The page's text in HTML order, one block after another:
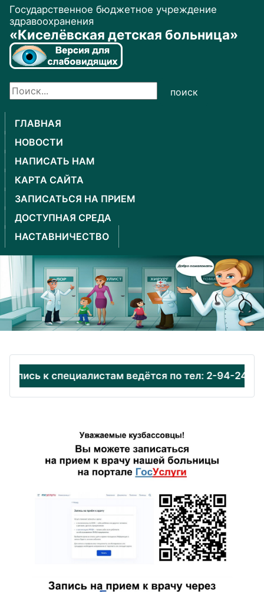
Государственное бюджетное учреждение
здравоохранения
«Киселёвская детская больница»
поиск
ГЛАВНАЯ
НОВОСТИ
НАПИСАТЬ НАМ
КАРТА САЙТА
ЗАПИСАТЬСЯ НА ПРИЕМ
ДОСТУПНАЯ СРЕДА
НАСТАВНИЧЕСТВО
к специалистам ведётся по тел: 2-94-24